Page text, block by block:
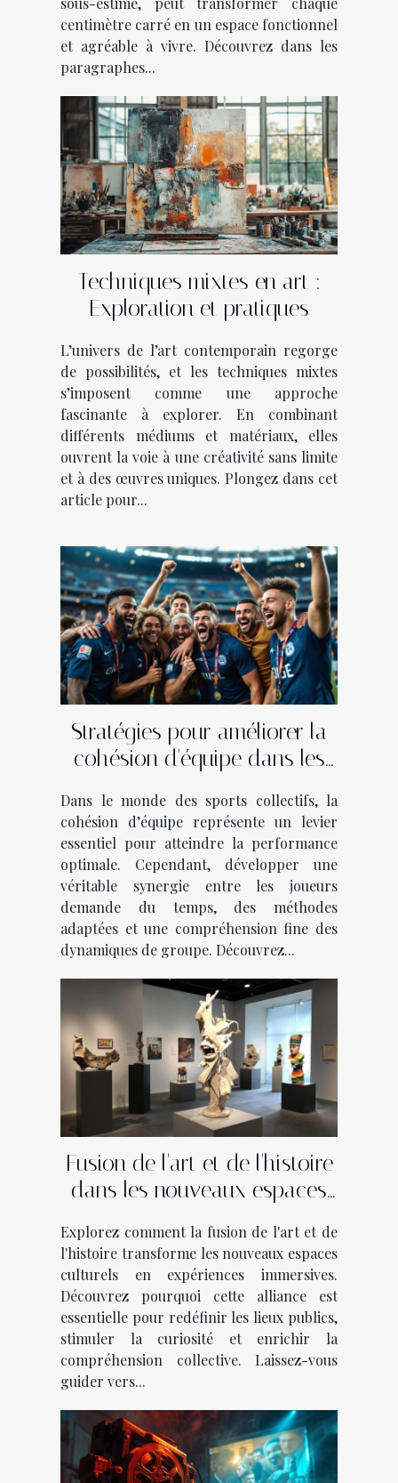
centimètre carré en un espace fonctionnel
et agréable à vivre. Découvrez dans les
paragraphes...
Techniques mixtes en art :
Exploration et pratiques
L’univers de l’art contemporain regorge
de possibilités, et les techniques mixtes
s’imposent comme une approche
fascinante à explorer. En combinant
différents médiums et matériaux, elles
ouvrent la voie à une créativité sans limite
et à des œuvres uniques. Plongez dans cet
article pour...
Stratégies pour améliorer la
cohésion d'équipe dans les
Dans le monde des sports collectifs, la
cohésion d’équipe représente un levier
essentiel pour atteindre la performance
optimale. Cependant, développer une
véritable synergie entre les joueurs
demande du temps, des méthodes
adaptées et une compréhension fine des
dynamiques de groupe. Découvrez...
Fusion de l'art et de l'histoire
dans les nouveaux espaces
Explorez comment la fusion de l'art et de
l'histoire transforme les nouveaux espaces
culturels en expériences immersives.
Découvrez pourquoi cette alliance est
essentielle pour redéfinir les lieux publics,
stimuler la curiosité et enrichir la
compréhension collective. Laissez-vous
guider vers...